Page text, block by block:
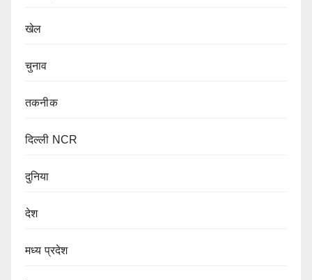
खेल
चुनाव
तकनीक
दिल्ली NCR
दुनिया
देश
मध्य प्रदेश